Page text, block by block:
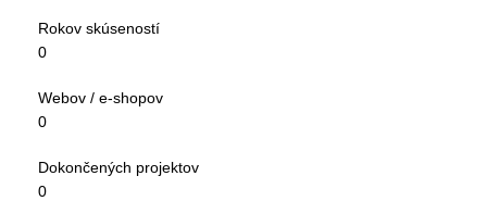
Rokov skúseností
0
Webov / e-shopov
0
Dokončených projektov
0